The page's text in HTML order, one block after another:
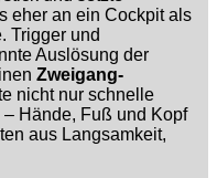
eher an ein Cockpit als
Trigger und
Auslösung der
Zweigang-
nicht nur schnelle
Hände, Fuß und Kopf
aus Langsamkeit,